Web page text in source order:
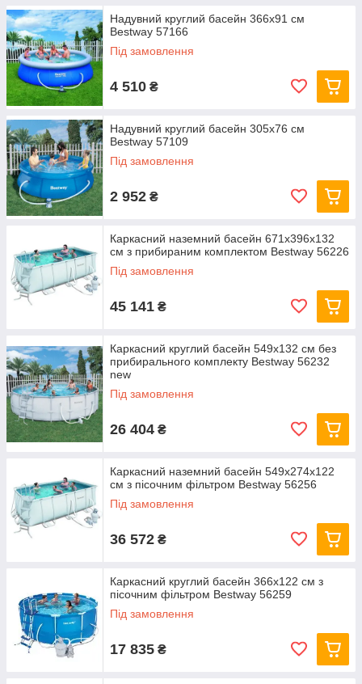
Надувний круглий басейн 366х91 см
Bestway 57166
Під замовлення
4 510 ₴
Надувний круглий басейн 305х76 см
Bestway 57109
Під замовлення
2 952 ₴
Каркасний наземний басейн 671x396x132
см з прибираним комплектом Bestway 56226
Під замовлення
45 141 ₴
Каркасний круглий басейн 549x132 см без
прибирального комплекту Bestway 56232
new
Під замовлення
26 404 ₴
Каркасний наземний басейн 549x274x122
см з пісочним фільтром Bestway 56256
Під замовлення
36 572 ₴
Каркасний круглий басейн 366x122 см з
пісочним фільтром Bestway 56259
Під замовлення
17 835 ₴